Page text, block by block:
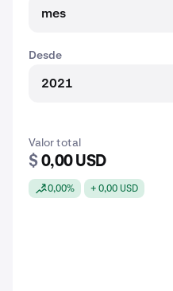
mes
Desde
2021
Valor total
$ 0,00 USD
0,00% + 0,00 USD